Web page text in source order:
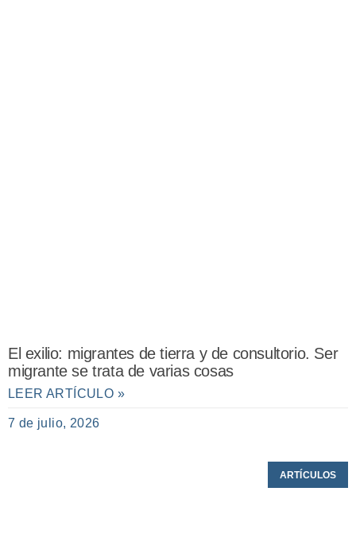
El exilio: migrantes de tierra y de consultorio. Ser
migrante se trata de varias cosas
LEER ARTÍCULO »
7 de julio, 2026
ARTÍCULOS